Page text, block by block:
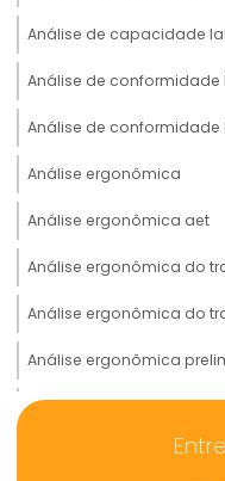
Análise de capacidade
Análise de
Análise de conformidade
Análise ergonômica
Análise ergonômica aet
Análise ergonômica do
Análise ergonômica do
Análise ergonômica
Analise preliminar de
Análise de prontuário